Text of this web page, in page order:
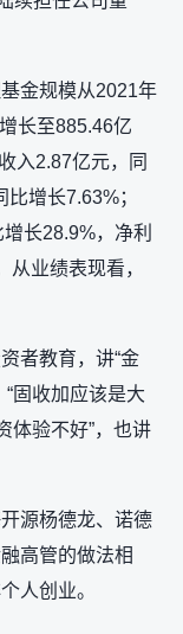
金规模从2021年
长至885.46亿
入2.87亿元，同
增长7.63%；
长28.9%，净利
业绩表现看，
者教育，讲“金
固收加应该是大
体验不好”，也讲
源杨德龙、诺德
高管的做法相
人创业。